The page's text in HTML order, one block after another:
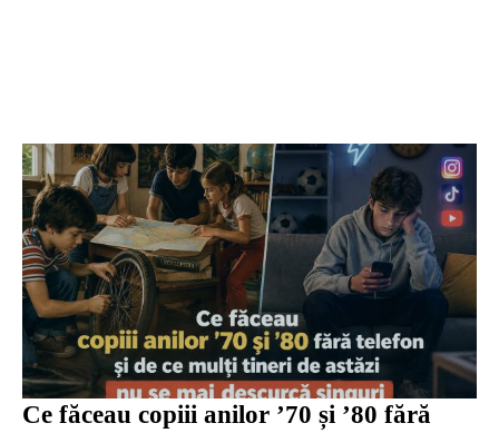
Ce făceau copiii anilor ’70 și ’80 fără